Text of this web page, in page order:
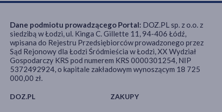
DOZ.PL ZAKUPY
Dane podmiotu prowadzącego Portal: DOZ.PL sp. z o.o. z
siedzibą w Łodzi, ul. Kinga C. Gillette 11, 94-406 Łódź,
wpisana do Rejestru Przedsiębiorców prowadzonego przez
Sąd Rejonowy dla Łodzi Śródmieścia w Łodzi, XX Wydział
Gospodarczy KRS pod numerem KRS 0000301254, NIP
5372492924, o kapitale zakładowym wynoszącym 18 725
000,00 zł.